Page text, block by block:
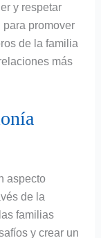
y respetar
promover
de la familia
más
aspecto
de la
familias
y crear un